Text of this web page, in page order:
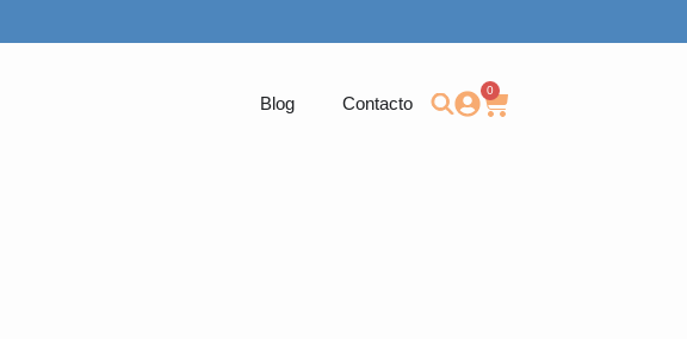
Blog Contacto
0
Carrito